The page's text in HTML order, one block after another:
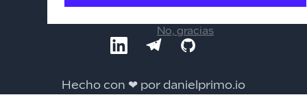
No, gracias
LinkedInTelegramGitHub
Hecho con ❤ por danielprimo.io